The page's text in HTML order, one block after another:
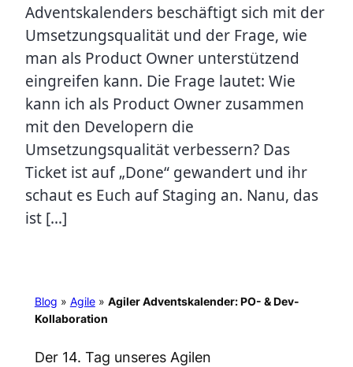
Adventskalenders beschäftigt sich mit der
Umsetzungsqualität und der Frage, wie
man als Product Owner unterstützend
eingreifen kann. Die Frage lautet: Wie
kann ich als Product Owner zusammen
mit den Developern die
Umsetzungsqualität verbessern? Das
Ticket ist auf „Done“ gewandert und ihr
schaut es Euch auf Staging an. Nanu, das
ist […]
Blog » Agile» Agiler Adventskalender: PO- & Dev-
Kollaboration
Der 14. Tag unseres Agilen